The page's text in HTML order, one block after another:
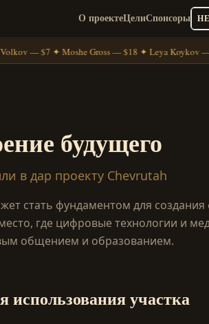
О проектеЦелиСпонсоры
— $7 ✦ Moshe Gross — $18 ✦ Leya Koykov —
будущего
в дар проекту Chevrutah
стать фундаментом для создания
где цифровые технологии и
общением и образованием.
использования участка